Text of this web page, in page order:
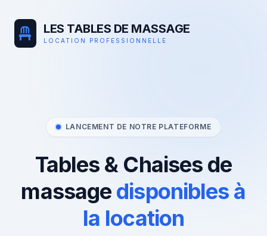
LES TABLES DE MASSAGE
LOCATION PROFESSIONNELLE
LANCEMENT DE NOTRE PLATEFORME
Tables & Chaises de
massage disponibles à
la location